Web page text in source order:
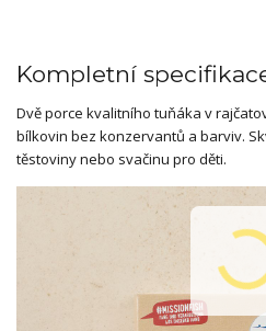
Kompletní
Dvě porce kvalitního tuňáka v
bílkovin bez konzervantů a barviv.
těstoviny nebo svačinu pro děti.